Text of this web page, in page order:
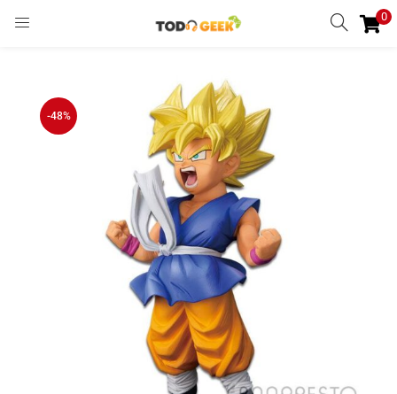
0
-48%
REGISTRARSE
Enter your username and password to login.
Ingresar
Lost password?